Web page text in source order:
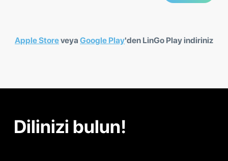
Apple Storeveya Google Play'den LinGo Play indiriniz
Dilinizi bulun!